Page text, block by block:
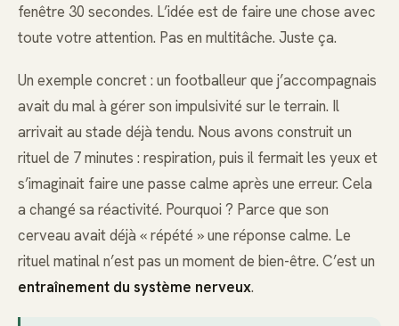
fenêtre 30 secondes. L’idée est de faire une chose avec
toute votre attention. Pas en multitâche. Juste ça.
Un exemple concret : un footballeur que j’accompagnais
avait du mal à gérer son impulsivité sur le terrain. Il
arrivait au stade déjà tendu. Nous avons construit un
rituel de 7 minutes : respiration, puis il fermait les yeux et
s’imaginait faire une passe calme après une erreur. Cela
a changé sa réactivité. Pourquoi ? Parce que son
cerveau avait déjà « répété » une réponse calme. Le
rituel matinal n’est pas un moment de bien-être. C’est un
entraînement du système nerveux.